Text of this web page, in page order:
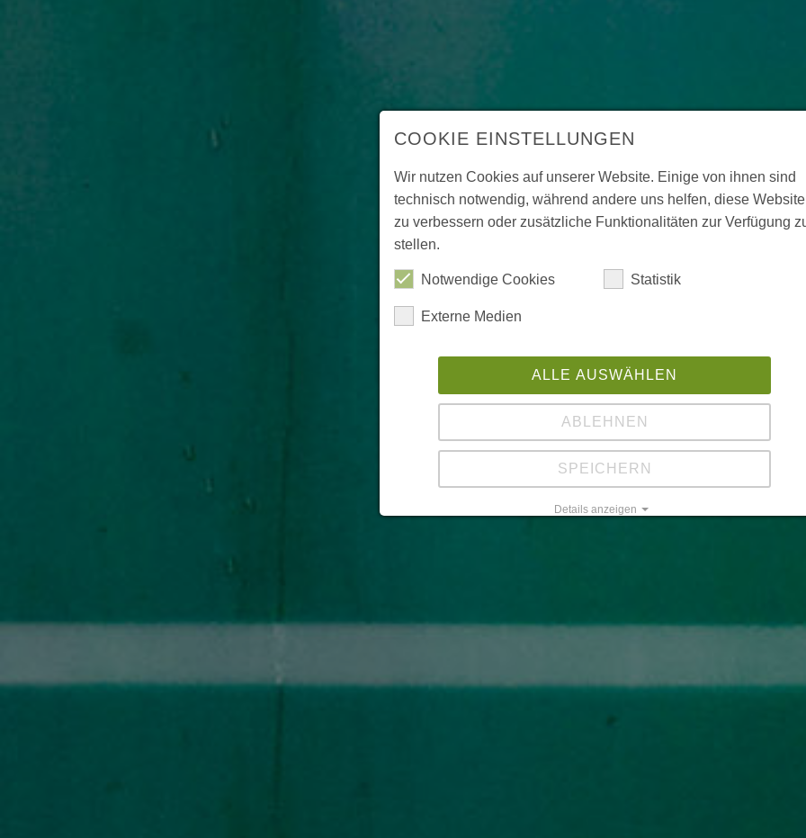
COOKIE EINSTELLUNGEN
Wir nutzen Cookies auf unserer Website. Einige von ihnen sind
technisch notwendig, während andere uns helfen, diese Website
zu verbessern oder zusätzliche Funktionalitäten zur Verfügung
stellen.
Notwendige Cookies Statistik
Externe Medien
ALLE AUSWÄHLEN
ABLEHNEN
SPEICHERN
Details anzeigen